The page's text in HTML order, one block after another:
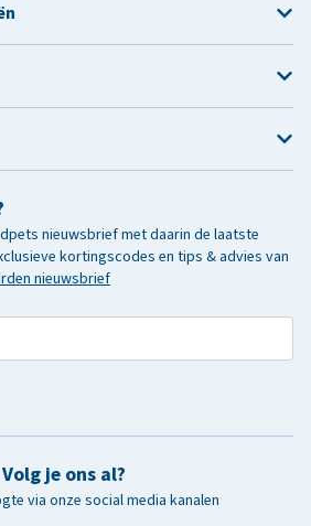
nieuwsbrief met daarin de laatste
kortingscodes en tips & advies van
nieuwsbrief
Volg je ons al?
via onze social media kanalen